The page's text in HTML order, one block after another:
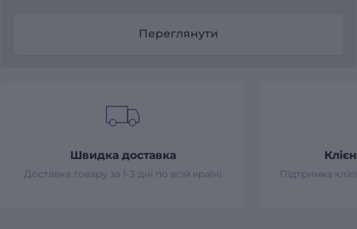
Переглянути
Швидка доставка
Доставка товару за 1-3 дні по всій країні Підтримка